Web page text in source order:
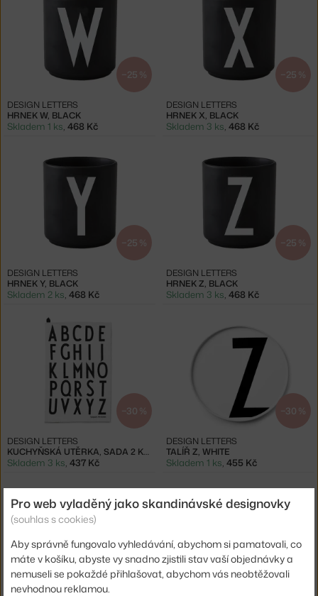
−25 %
HRNEK W, BLACK
DESIGN LETTERS
Skladem 1 ks, 468 Kč
−25 %
HRNEK X, BLACK
DESIGN LETTERS
Skladem 3 ks, 468 Kč
−25 %
HRNEK Y, BLACK
DESIGN LETTERS
Skladem 2 ks, 468 Kč
−25 %
HRNEK Z, BLACK
DESIGN LETTERS
Skladem 3 ks, 468 Kč
−30 %
KUCHYŇSKÁ UTĚRKA, SADA 2 KS, WHITE
DESIGN LETTERS
Skladem 3 ks, 437 Kč
−30 %
TALÍŘ Z, WHITE
DESIGN LETTERS
Skladem 1 ks, 455 Kč
−30 % −30 %
Pro web vyladěný jako skandinávské designovky
(souhlas s cookies)
Aby správně fungovalo vyhledávání, abychom si pamatovali, co
máte v košíku, abyste vy snadno zjistili stav vaší objednávky a
nemuseli se pokaždé přihlašovat, abychom vás neobtěžovali
nevhodnou reklamou.